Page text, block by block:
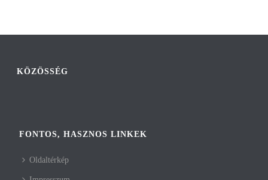
KÖZÖSSÉG
FONTOS, HASZNOS LINKEK
Oldaltérkép